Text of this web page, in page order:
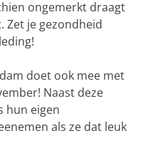
ongemerkt draagt
Zet je gezondheid
doet ook mee met
Naast deze
hun eigen
als ze dat leuk